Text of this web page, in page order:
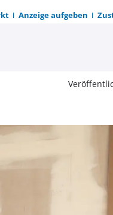
Anzeige aufgeben
St.